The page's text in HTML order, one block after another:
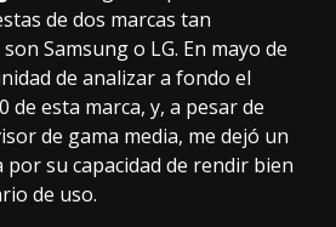
de dos marcas tan
Samsung o LG. En mayo de
de analizar a fondo el
de esta marca, y, a pesar de
de gama media, me dejó un
su capacidad de rendir bien
de uso.